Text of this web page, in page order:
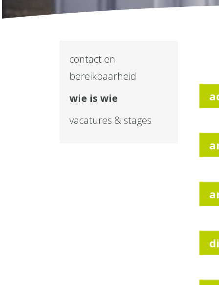
contact en
bereikbaarheid
wie is wie
vacatures & stages